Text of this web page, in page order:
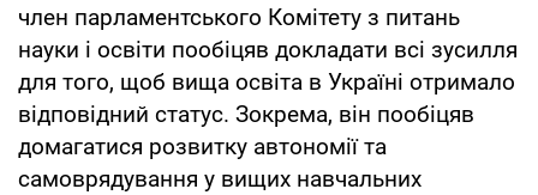
член парламентського Комітету з питань
науки і освіти пообіцяв докладати всі зусилля
для того, щоб вища освіта в Україні отримало
відповідний статус. Зокрема, він пообіцяв
домагатися розвитку автономії та
самоврядування у вищих навчальних